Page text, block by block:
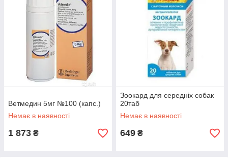
Ветмедин 5мг №100 (капс.)
Немає в наявності
1 873 ₴
Зоокард для середніх собак
20таб
Немає в наявності
649 ₴